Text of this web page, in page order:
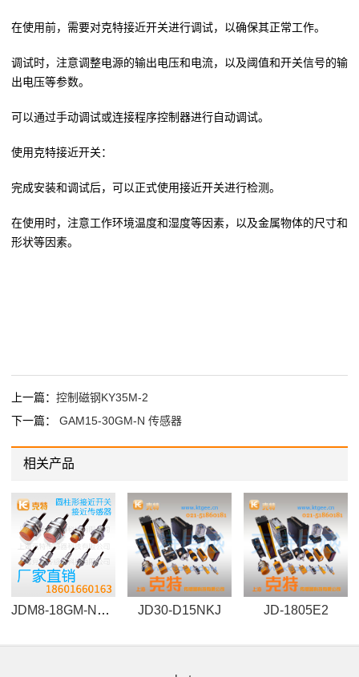
在使用前，需要对克特接近开关进行调试，以确保其正常工作。
调试时，注意调整电源的输出电压和电流，以及阈值和开关信号的输
出电压等参数。
可以通过手动调试或连接程序控制器进行自动调试。
使用克特接近开关：
完成安装和调试后，可以正式使用接近开关进行检测。
在使用时，注意工作环境温度和湿度等因素，以及金属物体的尺寸和
形状等因素。
上一篇： 控制磁钢KY35M-2
下一篇： GAM15-30GM-N 传感器
相关产品
JDM8-18GM-N1-NF-FS 传感器 JD30-D15NKJ JD-1805E2